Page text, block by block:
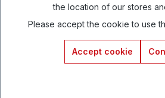
the location of our stores
Please accept the cookie to use
Accept cookie